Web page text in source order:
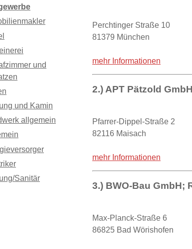
und
und Kamin
allgemein
Sanitär
Perchtinger Straße 10
81379 München
mehr Informationen
2.) APT Pätzold
Pfarrer-Dippel-Straße 2
82116 Maisach
mehr Informationen
3.) BWO-Bau GmbH;
Max-Planck-Straße 6
86825 Bad Wörishofen